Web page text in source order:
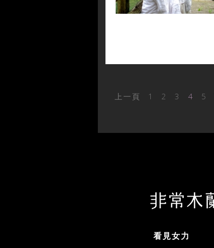
上一頁 1 2 3 4 5
看見女力